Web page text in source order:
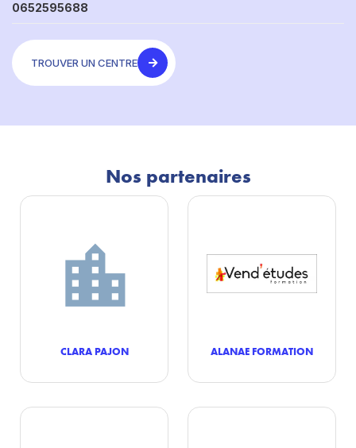
0652595688
TROUVER UN CENTRE
Nos partenaires
CLARA PAJON ALANAE FORMATION